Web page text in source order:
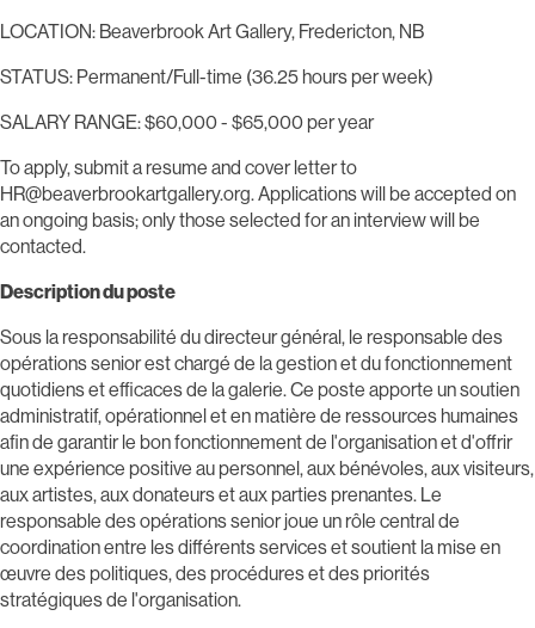
LOCATION: Beaverbrook Art Gallery, Fredericton, NB
STATUS: Permanent/Full-time (36.25 hours per week)
SALARY RANGE: $60,000 - $65,000 per year
To apply, submit a resume and cover letter to
HR@beaverbrookartgallery.org. Applications will be accepted on
an ongoing basis; only those selected for an interview will be
contacted.
Description du poste
Sous la responsabilité du directeur général, le responsable des
opérations senior est chargé de la gestion et du fonctionnement
quotidiens et efficaces de la galerie. Ce poste apporte un soutien
administratif, opérationnel et en matière de ressources humaines
afin de garantir le bon fonctionnement de l'organisation et d'offrir
une expérience positive au personnel, aux bénévoles, aux visiteurs,
aux artistes, aux donateurs et aux parties prenantes. Le
responsable des opérations senior joue un rôle central de
coordination entre les différents services et soutient la mise en
œuvre des politiques, des procédures et des priorités
stratégiques de l'organisation.